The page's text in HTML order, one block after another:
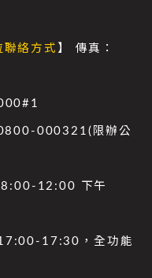
聯絡方式 】 傳真：
000321(限辦公
8:00-12:00 下午
17:30，全功能